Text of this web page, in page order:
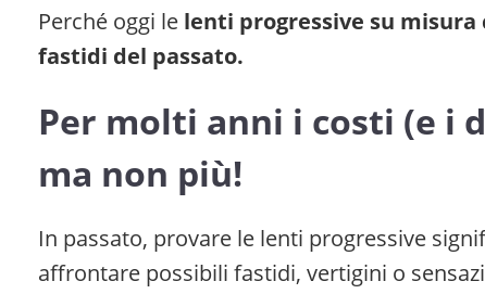
Perché oggi le lenti progressive su misura
fastidi del passato.
Per molti anni i costi (e i
ma non più!
In passato, provare le lenti progressive
affrontare possibili fastidi, vertigini o